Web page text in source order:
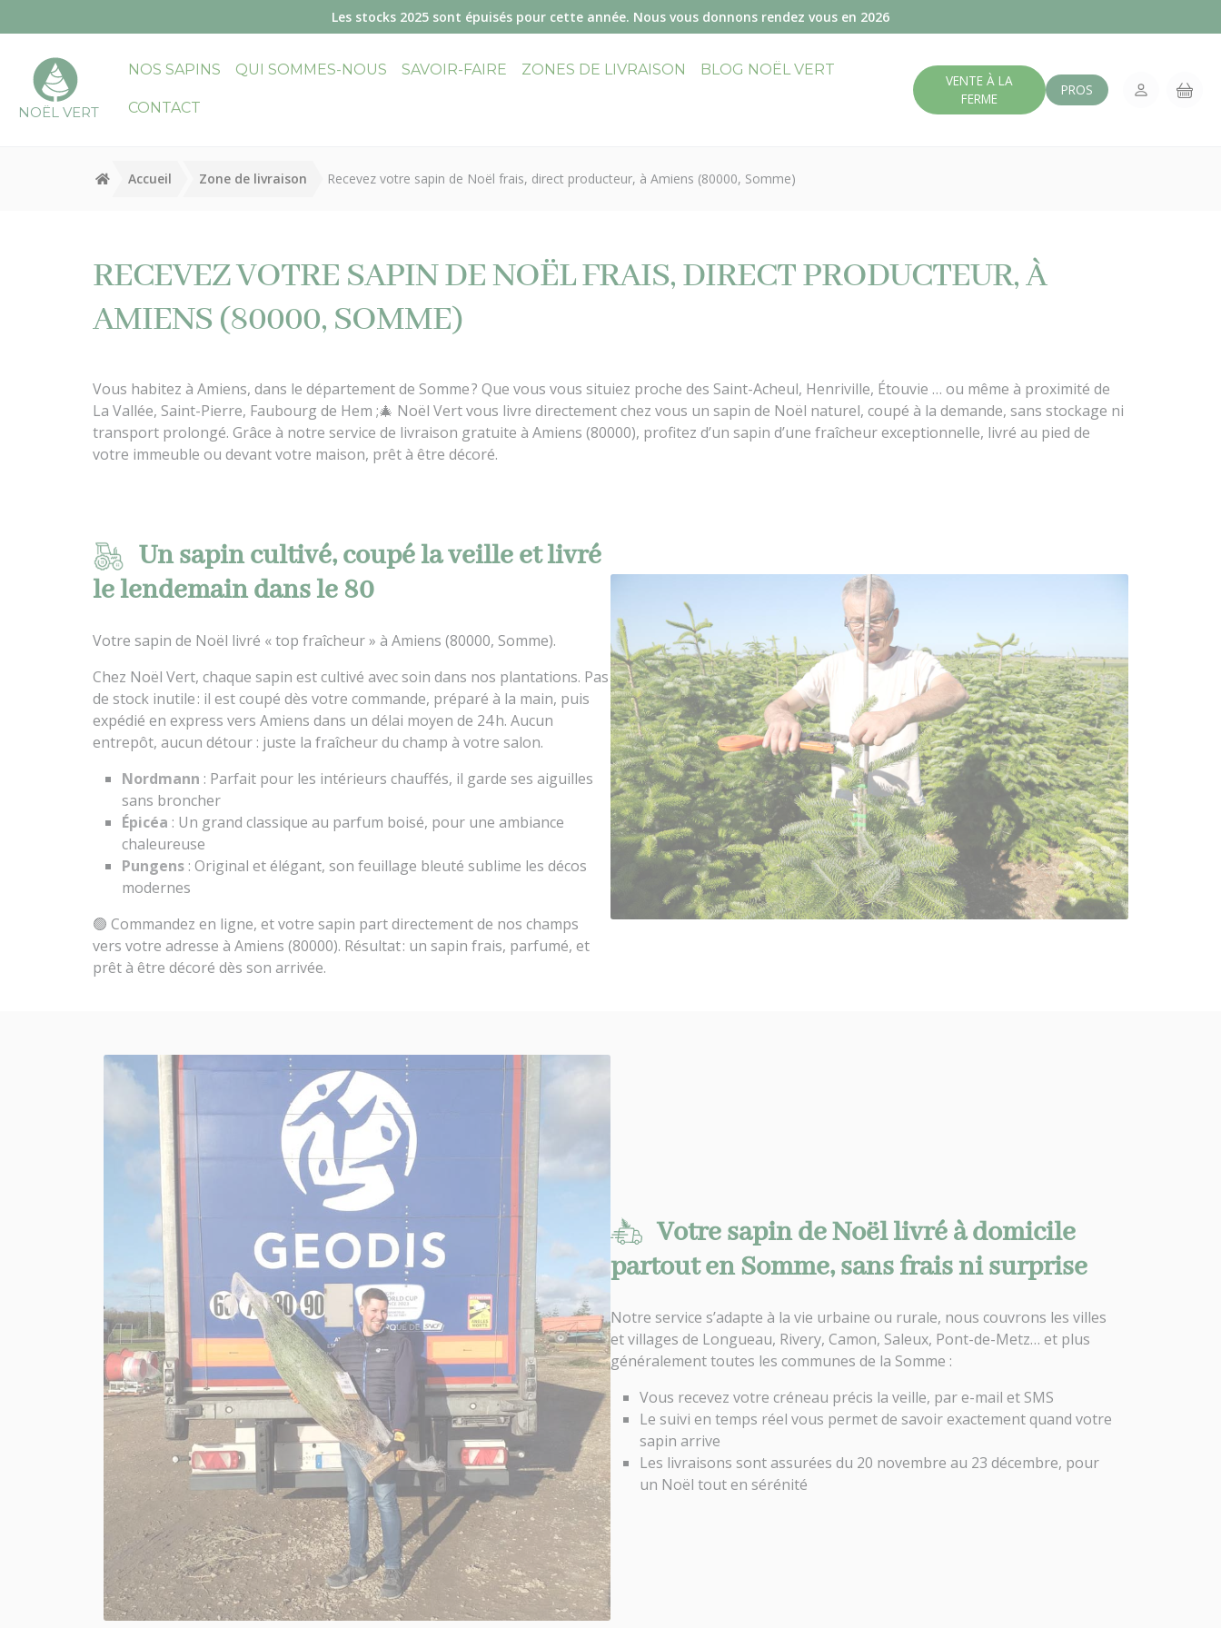
Les stocks 2025 sont épuisés pour cette année. Nous vous donnons rendez vous en 2026
NOËL VERT
NOS SAPINS QUI SOMMES-NOUS SAVOIR-FAIRE ZONES DE LIVRAISON BLOG NOËL VERT
CONTACT
VENTE À LA
FERME
PROS
Accueil Zone de livraison Recevez votre sapin de Noël frais, direct producteur, à Amiens (80000, Somme)
RECEVEZ VOTRE SAPIN DE NOËL FRAIS, DIRECT PRODUCTEUR, À
AMIENS (80000, SOMME)
Vous habitez à Amiens, dans le département de Somme ? Que vous vous situiez proche des Saint-Acheul, Henriville, Étouvie … ou même à proximité de
La Vallée, Saint-Pierre, Faubourg de Hem ;🎄 Noël Vert vous livre directement chez vous un sapin de Noël naturel, coupé à la demande, sans stockage ni
transport prolongé. Grâce à notre service de livraison gratuite à Amiens (80000), profitez d’un sapin d’une fraîcheur exceptionnelle, livré au pied de
votre immeuble ou devant votre maison, prêt à être décoré.
Un sapin cultivé, coupé la veille et livré
le lendemain dans le 80
Votre sapin de Noël livré « top fraîcheur » à Amiens (80000, Somme).
Chez Noël Vert, chaque sapin est cultivé avec soin dans nos plantations. Pas
de stock inutile : il est coupé dès votre commande, préparé à la main, puis
expédié en express vers Amiens dans un délai moyen de 24 h. Aucun
entrepôt, aucun détour : juste la fraîcheur du champ à votre salon.
Nordmann : Parfait pour les intérieurs chauffés, il garde ses aiguilles
sans broncher
Épicéa : Un grand classique au parfum boisé, pour une ambiance
chaleureuse
Pungens : Original et élégant, son feuillage bleuté sublime les décos
modernes
🟢 Commandez en ligne, et votre sapin part directement de nos champs
vers votre adresse à Amiens (80000). Résultat : un sapin frais, parfumé, et
prêt à être décoré dès son arrivée.
Votre sapin de Noël livré à domicile
partout en Somme, sans frais ni surprise
Notre service s’adapte à la vie urbaine ou rurale, nous couvrons les villes
et villages de Longueau, Rivery, Camon, Saleux, Pont-de-Metz… et plus
généralement toutes les communes de la Somme :
Vous recevez votre créneau précis la veille, par e-mail et SMS
Le suivi en temps réel vous permet de savoir exactement quand votre
sapin arrive
Les livraisons sont assurées du 20 novembre au 23 décembre, pour
un Noël tout en sérénité